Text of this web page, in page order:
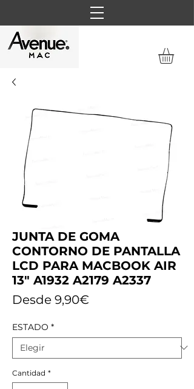
JUNTA DE GOMA
CONTORNO DE PANTALLA
LCD PARA MACBOOK AIR
13" A1932 A2179 A2337
Desde 9,90€
ESTADO *
Cantidad *